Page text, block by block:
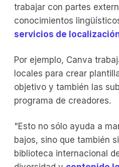
trabajar con partes
conocimientos
servicios de
Por ejemplo, Canva
locales para crear
objetivo y también las
programa de creadores.
"Esto no sólo ayuda a
bajos, sino que también
biblioteca internacional